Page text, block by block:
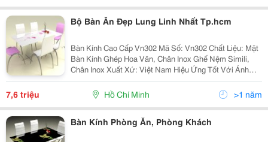
Bộ Bàn Ăn Đẹp Lung Linh Nhất Tp.hcm
Bàn Kính Cao Cấp Vn302 Mã Số: Vn302 Chất Liệu: Mặt
Bàn Kính Ghép Hoa Văn, Chân Inox Ghế Nệm Simili,
Chân Inox Xuất Xứ: Việt Nam Hiệu Ứng Tốt Với Ánh
Sáng Điện, Lấy Ánh Sáng Từ Không Gian Bên Ngoài
Kiểu Dáng: Thanh Mảnh, Lịch Lãm, Sa
7,6 triệu Hồ Chí Minh >1 năm
Bàn Kính Phòng Ăn, Phòng Khách